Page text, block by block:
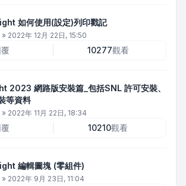
如何使用(設定)列印戳記
» 2022年 12月 22日, 15:50
10277觀看
2023 網路版安裝篇_包括SNL 許可安裝、
等資料
» 2022年 11月 22日, 18:34
10210觀看
編輯圖塊 (零組件)
» 2022年 9月 23日, 11:04